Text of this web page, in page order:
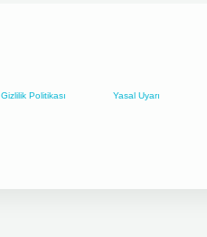
Gizlilik Politikası Yasal Uyarı